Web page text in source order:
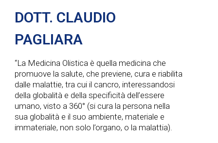
DOTT. CLAUDIO
PAGLIARA
“La Medicina Olistica è quella medicina che
promuove la salute, che previene, cura e riabilita
dalle malattie, tra cui il cancro, interessandosi
della globalità e della specificità dell’essere
umano, visto a 360° (si cura la persona nella
sua globalità e il suo ambiente, materiale e
immateriale, non solo l’organo, o la malattia).